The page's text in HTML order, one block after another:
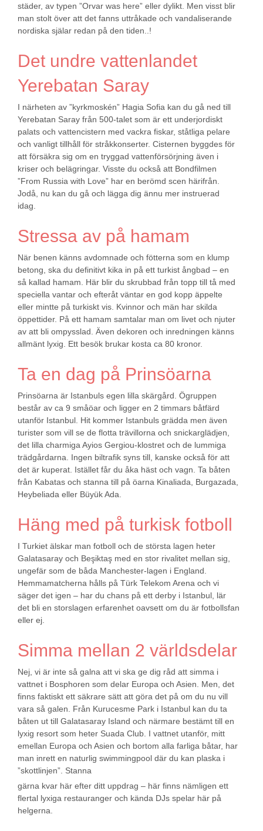
städer, av typen ”Orvar was here” eller dylikt. Men visst blir
man stolt över att det fanns uttråkade och vandaliserande
nordiska själar redan på den tiden..!
Det undre vattenlandet
Yerebatan Saray
I närheten av ”kyrkmoskén” Hagia Sofia kan du gå ned till
Yerebatan Saray från 500-talet som är ett underjordiskt
palats och vattencistern med vackra fiskar, ståtliga pelare
och vanligt tillhåll för stråkkonserter. Cisternen byggdes för
att försäkra sig om en tryggad vattenförsörjning även i
kriser och belägringar. Visste du också att Bondfilmen
”From Russia with Love” har en berömd scen härifrån.
Jodå, nu kan du gå och lägga dig ännu mer instruerad
idag.
Stressa av på hamam
När benen känns avdomnade och fötterna som en klump
betong, ska du definitivt kika in på ett turkist ångbad – en
så kallad hamam. Här blir du skrubbad från topp till tå med
speciella vantar och efteråt väntar en god kopp äppelte
eller mintte på turkiskt vis. Kvinnor och män har skilda
öppettider. På ett hamam samtalar man om livet och njuter
av att bli ompysslad. Även dekoren och inredningen känns
allmänt lyxig. Ett besök brukar kosta ca 80 kronor.
Ta en dag på Prinsöarna
Prinsöarna är Istanbuls egen lilla skärgård. Ögruppen
består av ca 9 småöar och ligger en 2 timmars båtfärd
utanför Istanbul. Hit kommer Istanbuls grädda men även
turister som vill se de flotta trävillorna och snickarglädjen,
det lilla charmiga Ayios Gergiou-klostret och de lummiga
trädgårdarna. Ingen biltrafik syns till, kanske också för att
det är kuperat. Istället får du åka häst och vagn. Ta båten
från Kabatas och stanna till på öarna Kinaliada, Burgazada,
Heybeliada eller Büyük Ada.
Häng med på turkisk fotboll
I Turkiet älskar man fotboll och de största lagen heter
Galatasaray och Beşiktaş med en stor rivalitet mellan sig,
ungefär som de båda Manchester-lagen i England.
Hemmamatcherna hålls på Türk Telekom Arena och vi
säger det igen – har du chans på ett derby i Istanbul, lär
det bli en storslagen erfarenhet oavsett om du är fotbollsfan
eller ej.
Simma mellan 2 världsdelar
Nej, vi är inte så galna att vi ska ge dig råd att simma i
vattnet i Bosphoren som delar Europa och Asien. Men, det
finns faktiskt ett säkrare sätt att göra det på om du nu vill
vara så galen. Från Kurucesme Park i Istanbul kan du ta
båten ut till Galatasaray Island och närmare bestämt till en
lyxig resort som heter Suada Club. I vattnet utanför, mitt
emellan Europa och Asien och bortom alla farliga båtar, har
man inrett en naturlig swimmingpool där du kan plaska i
”skottlinjen”. Stanna
gärna kvar här efter ditt uppdrag – här finns nämligen ett
flertal lyxiga restauranger och kända DJs spelar här på
helgerna.